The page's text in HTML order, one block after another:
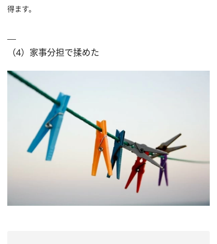
得ます。
（4）家事分担で揉めた